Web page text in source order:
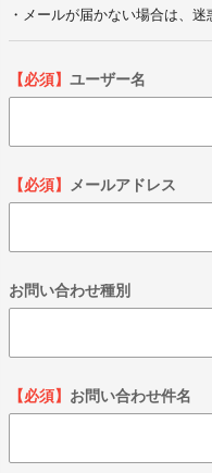
・メールが届かない場合は、
【必須】 ユーザー名
【必須】 メールアドレス
お問い合わせ種別
【必須】 お問い合わせ件名